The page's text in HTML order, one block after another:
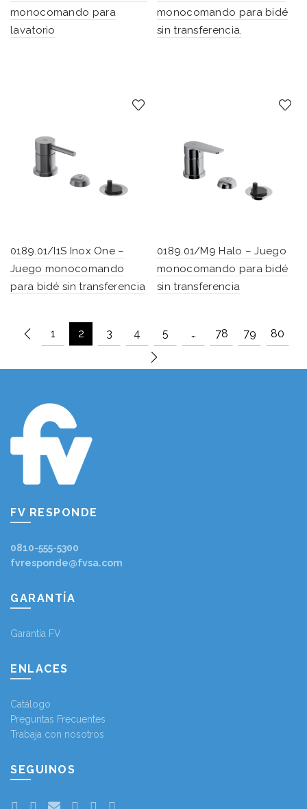
monocomando para
lavatorio
monocomando para bidé
sin transferencia.
0189.01/I1S Inox One –
Juego monocomando
para bidé sin transferencia
0189.01/M9 Halo – Juego
monocomando para bidé
sin transferencia
1 2 3 4 5 … 78 79 80
FV RESPONDE
0810-555-5300
fvresponde@fvsa.com
GARANTÍA
Garantía FV
ENLACES
Catálogo
Preguntas Frecuentes
Trabaja con nosotros
SEGUINOS